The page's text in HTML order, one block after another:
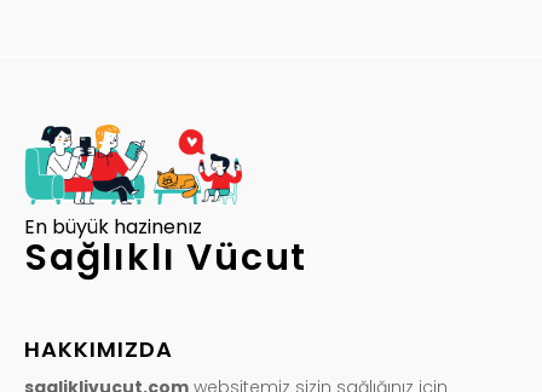
En büyük hazinenız
Sağlıklı Vücut
HAKKIMIZDA
sagliklivucut.com websitemiz sizin sağlığınız için